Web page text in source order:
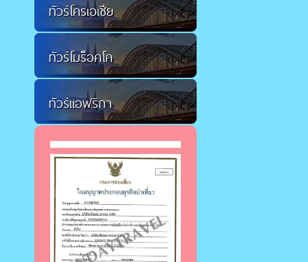
ทัวร์โครเอเชีย
ทัวร์โมร็อคโค
ทัวร์แอฟริกา